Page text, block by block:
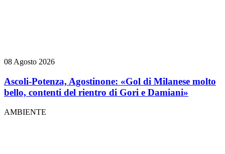
08 Agosto 2026
Ascoli-Potenza, Agostinone: «Gol di Milanese molto
bello, contenti del rientro di Gori e Damiani»
AMBIENTE